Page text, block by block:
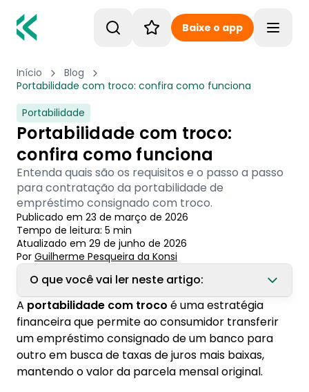
Baixe o app
Início
Blog
Portabilidade com troco: confira como funciona
Portabilidade
Portabilidade com troco:
confira como funciona
Entenda quais são os requisitos e o passo a passo
para contratação da portabilidade de
empréstimo consignado com troco.
Publicado em 23 de março de 2026
Tempo de leitura: 5 min
Atualizado em 29 de junho de 2026
Por Guilherme Pesqueira da Konsi
O que você vai ler neste artigo:
1. O que é portabilidade com troco?
1.1. Quem pode fazer portabilidade com
troco?
2. Portabilidade com troco: requisitos
A portabilidade com troco é uma estratégia
financeira que permite ao consumidor transferir
um empréstimo consignado de um banco para
outro em busca de taxas de juros mais baixas,
mantendo o valor da parcela mensal original.